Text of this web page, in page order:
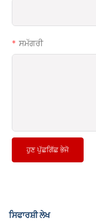
ਸਮੱਗਰੀ
ਹੁਣ ਪੁੱਛਗਿੱਛ ਭੇਜੋ
ਸਿਫਾਰਸ਼ੀ ਲੇਖ